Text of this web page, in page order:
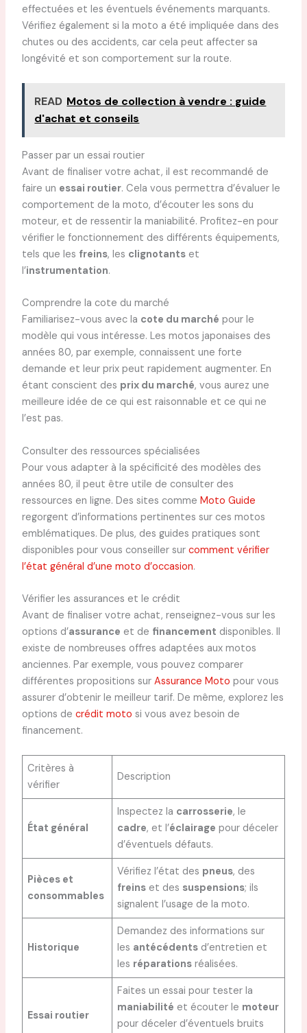
effectuées et les éventuels événements marquants.
Vérifiez également si la moto a été impliquée dans des
chutes ou des accidents, car cela peut affecter sa
longévité et son comportement sur la route.
READ Motos de collection à vendre : guide
d'achat et conseils
Passer par un essai routier
Avant de finaliser votre achat, il est recommandé de
faire un essai routier. Cela vous permettra d’évaluer le
comportement de la moto, d’écouter les sons du
moteur, et de ressentir la maniabilité. Profitez-en pour
vérifier le fonctionnement des différents équipements,
tels que les freins, les clignotantset
l’instrumentation.
Comprendre la cote du marché
Familiarisez-vous avec la cote du marché pour le
modèle qui vous intéresse. Les motos japonaises des
années 80, par exemple, connaissent une forte
demande et leur prix peut rapidement augmenter. En
étant conscient des prix du marché, vous aurez une
meilleure idée de ce qui est raisonnable et ce qui ne
l’est pas.
Consulter des ressources spécialisées
Pour vous adapter à la spécificité des modèles des
années 80, il peut être utile de consulter des
ressources en ligne. Des sites comme Moto Guide
regorgent d’informations pertinentes sur ces motos
emblématiques. De plus, des guides pratiques sont
disponibles pour vous conseiller sur comment vérifier
l’état général d’une moto d’occasion.
Vérifier les assurances et le crédit
Avant de finaliser votre achat, renseignez-vous sur les
options d’assurance et de financement disponibles. Il
existe de nombreuses offres adaptées aux motos
anciennes. Par exemple, vous pouvez comparer
différentes propositions sur Assurance Moto pour vous
assurer d’obtenir le meilleur tarif. De même, explorez les
options de crédit moto si vous avez besoin de
financement.
Critères à
vérifier
Description
État général
Inspectez la carrosserie, le
cadre, et l’éclairage pour déceler
d’éventuels défauts.
Pièces et
consommables
Vérifiez l’état des pneus, des
freins et des suspensions; ils
signalent l’usage de la moto.
Historique
Demandez des informations sur
les antécédents d’entretien et
les réparations réalisées.
Essai routier
Faites un essai pour tester la
maniabilité et écouter le moteur
pour déceler d’éventuels bruits